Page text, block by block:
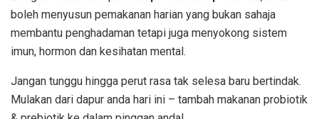
boleh menyusun pemakanan harian yang bukan sahaja
membantu penghadaman tetapi juga menyokong sistem
imun, hormon dan kesihatan mental.
Jangan tunggu hingga perut rasa tak selesa baru bertindak.
Mulakan dari dapur anda hari ini – tambah makanan probiotik